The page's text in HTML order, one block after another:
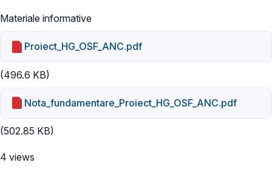
Materiale informative
Proiect_HG_OSF_ANC.pdf
(496.6 KB)
Nota_fundamentare_Proiect_HG_OSF_ANC.pdf
(502.85 KB)
4 views